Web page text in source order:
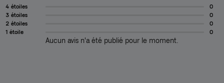
4 étoiles
0
3 étoiles
0
2 étoiles
0
1 étoile
0
Aucun avis n'a été publié pour le moment.